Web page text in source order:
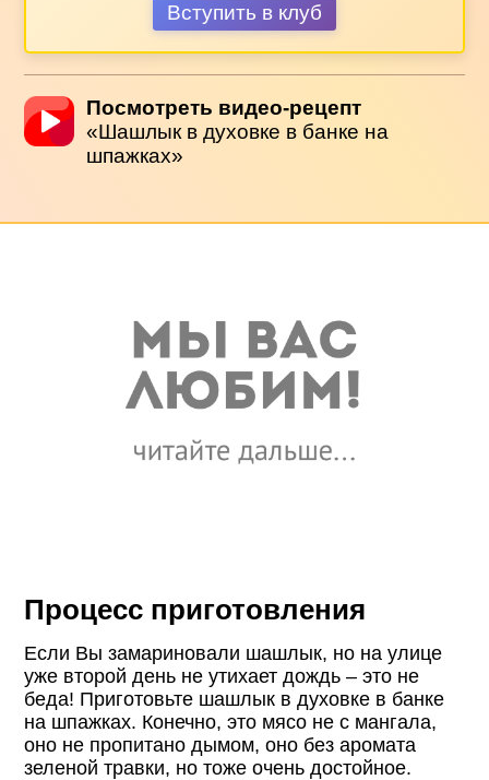
Вступить в клуб
Посмотреть видео-рецепт
«Шашлык в духовке в банке на
шпажках»
Процесс приготовления
Если Вы замариновали шашлык, но на улице
уже второй день не утихает дождь – это не
беда! Приготовьте шашлык в духовке в банке
на шпажках. Конечно, это мясо не с мангала,
оно не пропитано дымом, оно без аромата
зеленой травки, но тоже очень достойное.